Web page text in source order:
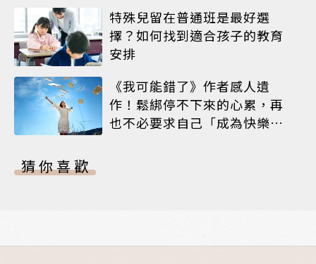
特殊兒留在普通班是最好選
擇？如何找到適合孩子的教育
安排
《我可能錯了》作者感人遺
作！鬆綁停不下來的心累，再
也不必要求自己「成為快樂的
猜你喜歡